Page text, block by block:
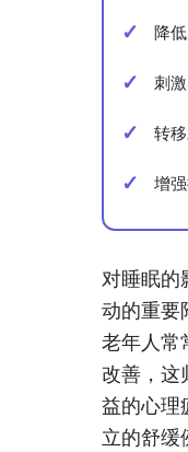
降
刺
转
增
对睡眠的
动的重要
老年人常
改善，这
益的心理
立的舒缓